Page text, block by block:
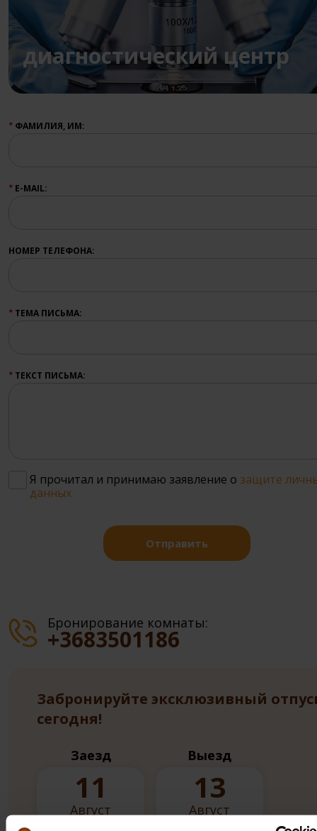
диагностический центр
★ ФАМИЛИЯ, ИМ:
★ E-MAIL:
НОМЕР ТЕЛЕФОНА:
★ ТЕМА ПИСЬМА:
★ ТЕКСТ ПИСЬМА:
Я прочитал и принимаю заявление о защите
данных
Отправить
Бронирование комнаты:
+3683501186
Забронируйте эксклюзивный
сегодня!
Заезд
11
Август
Выезд
13
Август